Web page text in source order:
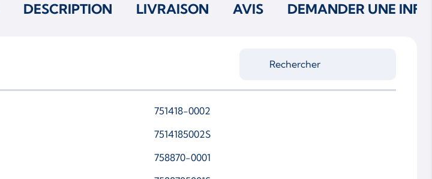
DESCRIPTION LIVRAISON AVIS DEMANDER UNE INFO
751418-0002
7514185002S
758870-0001